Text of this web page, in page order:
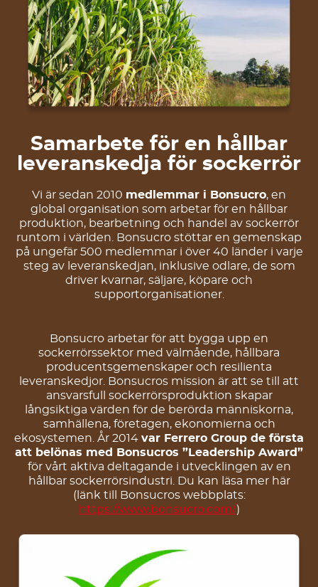
Samarbete för en hållbar
leveranskedja för sockerrör
Vi är sedan 2010 medlemmar i Bonsucro, en
global organisation som arbetar för en hållbar
produktion, bearbetning och handel av sockerrör
runtom i världen. Bonsucro stöttar en gemenskap
på ungefär 500 medlemmar i över 40 länder i varje
steg av leveranskedjan, inklusive odlare, de som
driver kvarnar, säljare, köpare och
supportorganisationer.
Bonsucro arbetar för att bygga upp en
sockerrörssektor med välmående, hållbara
producentsgemenskaper och resilienta
leveranskedjor. Bonsucros mission är att se till att
ansvarsfull sockerrörsproduktion skapar
långsiktiga värden för de berörda människorna,
samhällena, företagen, ekonomierna och
ekosystemen. År 2014 var Ferrero Group de första
att belönas med Bonsucros ”Leadership Award”
för vårt aktiva deltagande i utvecklingen av en
hållbar sockerrörsindustri. Du kan läsa mer här
(länk till Bonsucros webbplats:
https://www.bonsucro.com/)